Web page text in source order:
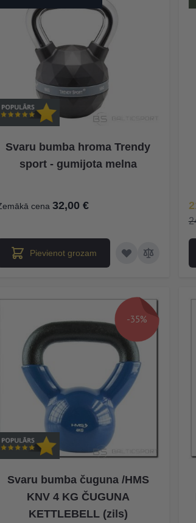
Svaru bumba hroma Trendy
sport - gumijota melna
cena 32,00 €
Pievienot grozam
-35%
Svaru bumba čuguna /HMS
KNV 4 KG ČUGUNA
KETTLEBELL (zils)